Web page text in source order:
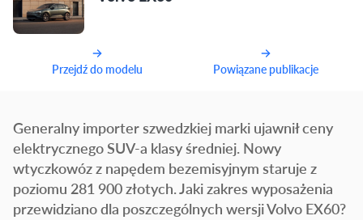
Przejdź do modelu Powiązane publikacje
Generalny importer szwedzkiej marki ujawnił ceny
elektrycznego SUV-a klasy średniej. Nowy
wtyczkowóz z napędem bezemisyjnym staruje z
poziomu 281 900 złotych. Jaki zakres wyposażenia
przewidziano dla poszczególnych wersji Volvo EX60?